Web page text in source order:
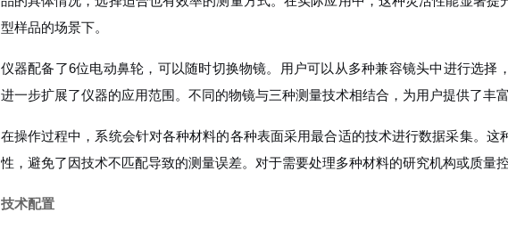
型样品的场景下。
仪器配备了6位电动鼻轮，可以随时切换物镜。用户可以从多种兼容镜头中进行选择
进一步扩展了仪器的应用范围。不同的物镜与三种测量技术相结合，为用户提供了丰富
在操作过程中，系统会针对各种材料的各种表面采用最合适的技术进行数据采集。这
性，避免了因技术不匹配导致的测量误差。对于需要处理多种材料的研究机构或质量
技术配置